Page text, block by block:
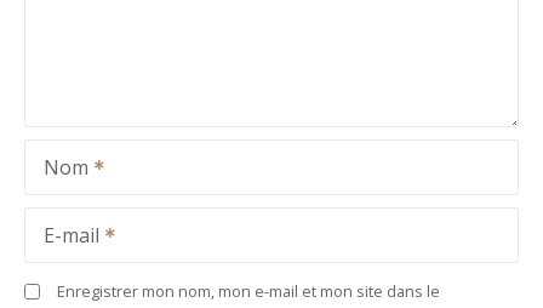
Nom
E-mail
Enregistrer mon nom, mon e-mail et mon site dans le